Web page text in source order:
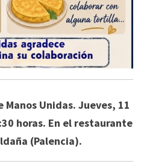
Unidas. Jueves, 11
horas. En el restaurante
(Palencia).